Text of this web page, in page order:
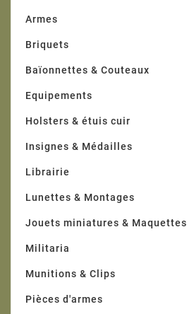
Armes
Briquets
Baïonnettes & Couteaux
Equipements
Holsters & étuis cuir
Insignes & Médailles
Librairie
Lunettes & Montages
Jouets miniatures & Maquettes
Militaria
Munitions & Clips
Pièces d'armes